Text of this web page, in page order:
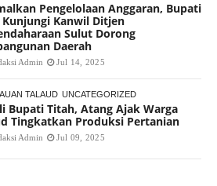
Pengelolaan Anggaran, Bupati
Kanwil Ditjen
Sulut Dorong
Daerah
Admin Jul 14, 2025
TALAUD UNCATEGORIZED
Bupati Titah, Atang Ajak Warga
Tingkatkan Produksi Pertanian
Admin Jul 09, 2025